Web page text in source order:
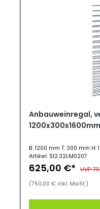
Anbauweinregal,
B: 1200 mm T: 300 mm H:
Artikel: S12.32LM0207
625,00 €* UVP
(750,00 € inkl. MwSt.)